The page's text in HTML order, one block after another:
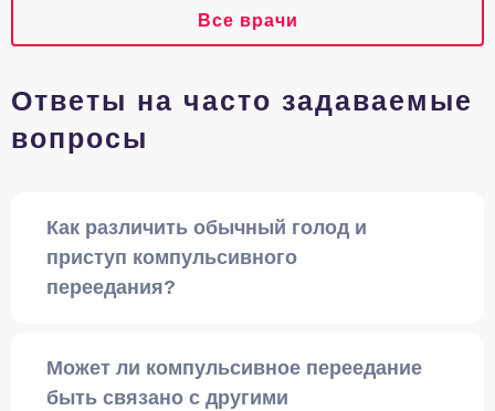
Все врачи
Ответы на часто задаваемые
вопросы
Как различить обычный голод и
приступ компульсивного
переедания?
Может ли компульсивное переедание
быть связано с другими